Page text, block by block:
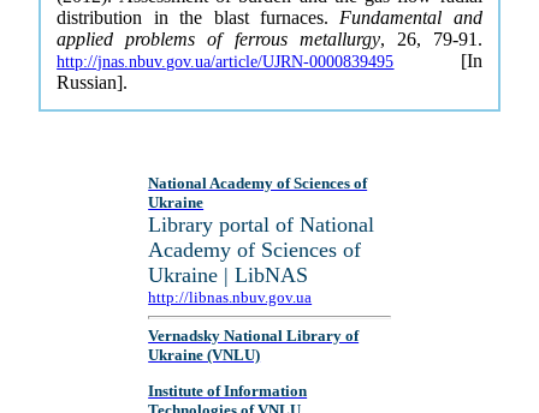
distribution in the blast furnaces. Fundamental and
applied problems of ferrous metallurgy, 26, 79-91.
http://jnas.nbuv.gov.ua/article/UJRN-0000839495 [In
Russian].
National Academy of Sciences of
Ukraine
Library portal of National
Academy of Sciences of
Ukraine | LibNAS
http://libnas.nbuv.gov.ua
Vernadsky National Library of
Ukraine (VNLU)
Institute of Information